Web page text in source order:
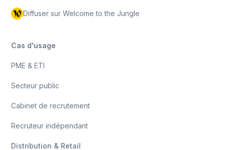
Diffuser sur Welcome to the Jungle
Cas d'usage
PME & ETI
Secteur public
Cabinet de recrutement
Recruteur indépendant
Distribution & Retail